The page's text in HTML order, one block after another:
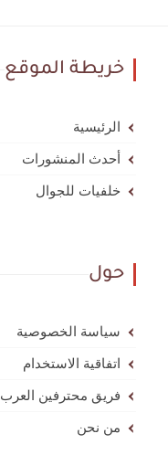
خريطة الموقع
الرئيسية
أحدث المنشورات
خلفيات للجوال
حول
سياسة الخصوصية
اتفاقية الاستخدام
فريق محترفين العرب
من نحن